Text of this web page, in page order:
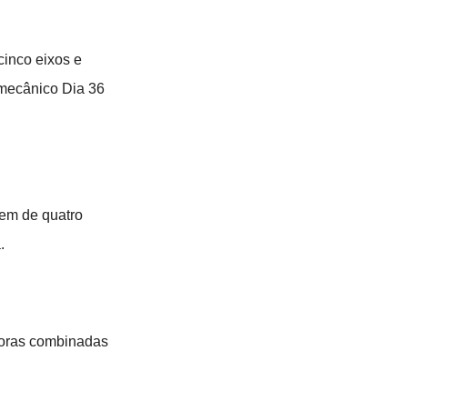
eixos e
Dia 36
de quatro
combinadas